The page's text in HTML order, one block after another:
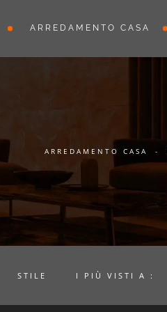
ARREDAMENTO CASA
ARREDAMENTO CASA
-
STILE I PIÙ VISTI A :